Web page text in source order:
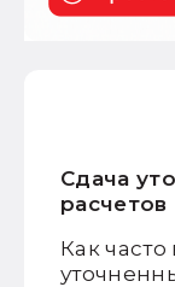
Сдача
расчетов
Как